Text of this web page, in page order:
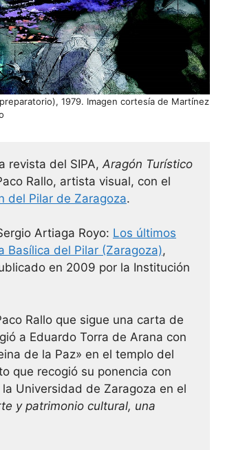
1979. Imagen cortesía de Martínez
revista del SIPA, Aragón Turístico
Rallo, artista visual, con el
del Pilar de Zaragoza.
Artiaga Royo: Los últimos
Basílica del Pilar (Zaragoza),
en 2009 por la Institución
Rallo que sigue una carta de
a Eduardo Torra de Arana con
de la Paz» en el templo del
que recogió su ponencia con
Universidad de Zaragoza en el
y patrimonio cultural, una